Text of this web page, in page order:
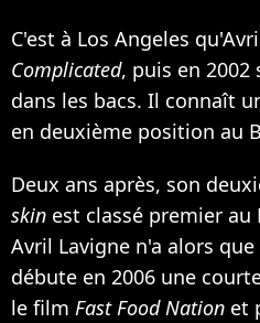
C'est à Los Angeles
Complicated, puis en 2002
dans les bacs. Il connaît
en deuxième position au
Deux ans après, son
skin est classé premier
Avril Lavigne n'a alors
débute en 2006 une
le film Fast Food Nation et